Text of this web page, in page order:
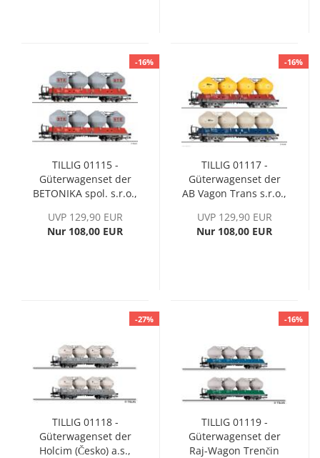
-16%
TILLIG 01115 -
Güterwagenset der
BETONIKA spol. s.r.o.,
UVP 129,90 EUR
Nur 108,00 EUR
-16%
TILLIG 01117 -
Güterwagenset der
AB Vagon Trans s.r.o.,
UVP 129,90 EUR
Nur 108,00 EUR
-27%
TILLIG 01118 -
Güterwagenset der
Holcim (Česko) a.s.,
-16%
TILLIG 01119 -
Güterwagenset der
Raj-Wagon Trenčin